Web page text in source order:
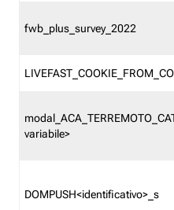
fwb_plus_survey_2022
variabile>
DOMPUSH<identificativo>_s